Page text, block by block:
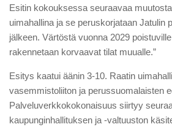
Esitin kokouksessa seuraavaa
uimahallina ja se peruskorjataan Jatulin
jälkeen. Värtöstä vuonna 2029
rakennetaan korvaavat tilat muualle.”
Esitys kaatui äänin 3-10. Raatin
vasemmistoliiton ja perussuomalaisten
Palveluverkkokokonaisuus siirtyy
kaupunginhallituksen ja -valtuuston